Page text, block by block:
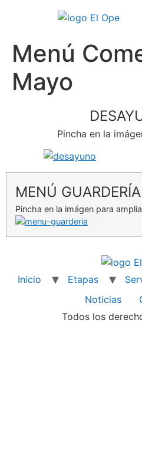
Menú
Mayo
Pincha en la
MENÚ GUARDERÍA
Pincha en la imágen para
Inicio Etapas
Noticias
Todos los